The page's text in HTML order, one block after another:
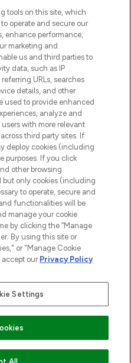
Shoppe online
mit kostenloser
von 30€.
My Personal
19
54 80538 Munich
tools on this site, which
operate and secure our
enhance performance,
marketing and
us and third parties to
data, such as IP
URLs, searches
details, and other
used to provide enhanced
analyze and
with more relevant
third party sites. If
deploy cookies (including
purposes. If you click
other browsing
but only cookies (including
to operate, secure and
functionalities will be
manage your cookie
by clicking the “Manage
By using this site or
or "Manage Cookie
our Privacy Policy
Settings